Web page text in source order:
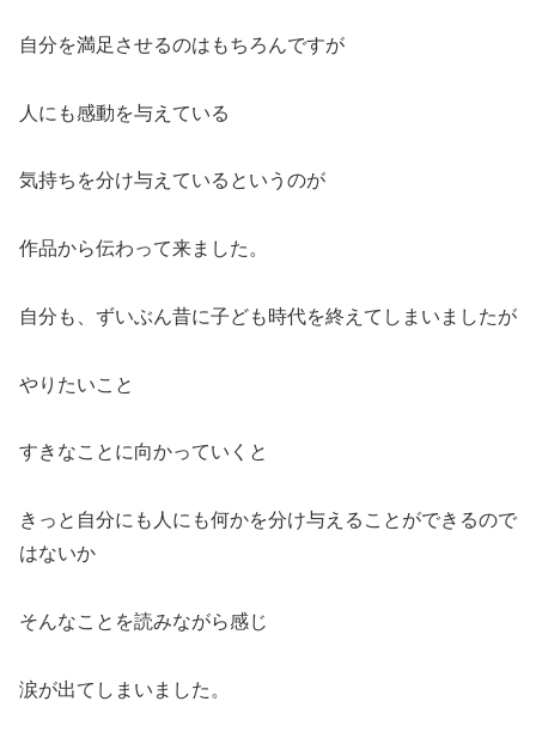
自分を満足させるのはもちろんですが
人にも感動を与えている
気持ちを分け与えているというのが
作品から伝わって来ました。
自分も、ずいぶん昔に子ども時代を終えてしまいましたが
やりたいこと
すきなことに向かっていくと
きっと自分にも人にも何かを分け与えることができるので
はないか
そんなことを読みながら感じ
涙が出てしまいました。